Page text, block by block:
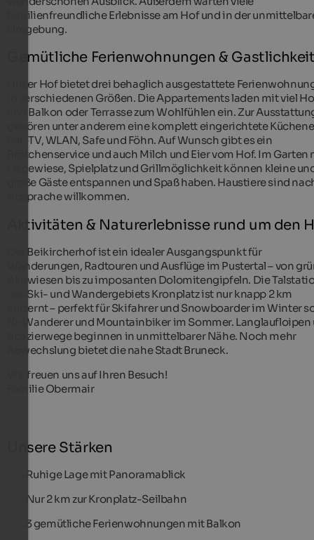
familienfreundliche Erlebnisse am Hof und in der
Umgebung.
Gemütliche Ferienwohnungen &
Unser Hof bietet drei behaglich ausgestattete
in verschiedenen Größen. Die Appartements laden mit viel
und Balkon oder Terrasse zum Wohlfühlen ein. Zur
gehören unter anderem eine komplett eingerichtete
Sat-TV, WLAN, Safe und Föhn. Auf Wunsch gibt es ein
Brötchenservice und auch Milch und Eier vom Hof. Im Garten
Liegewiese, Spielplatz und Grillmöglichkeit können kleine
große Gäste entspannen und Spaß haben. Haustiere sind
Absprache willkommen.​
Aktivitäten & Naturerlebnisse rund um den
Der Beikircherhof ist ein idealer Ausgangspunkt für
Wanderungen, Radtouren und Ausflüge im Pustertal – von
Almwiesen bis zu imposanten Dolomitengipfeln. Die
des Ski- und Wandergebiets Kronplatz ist nur knapp 2 km
entfernt – perfekt für Skifahrer und Snowboarder im Winter
für Wanderer und Mountainbiker im Sommer. Langlaufloipen
Spazierwege beginnen in unmittelbarer Nähe. Noch mehr
Abwechslung bietet die nahe Stadt Bruneck.
Wir freuen uns auf Ihren Besuch!
Familie Obermair
Unsere Stärken
Ruhige Lage mit Panoramablick
Nur 2 km zur Kronplatz-Seilbahn
3 gemütliche Ferienwohnungen mit Balkon